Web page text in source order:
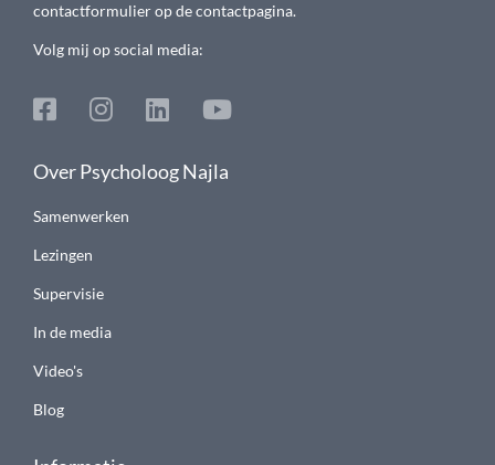
contactformulier op de contactpagina.
Volg mij op social media:
Over Psycholoog Najla
Samenwerken
Lezingen
Supervisie
In de media
Video's
Blog